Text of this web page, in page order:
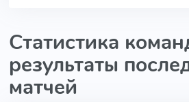
Статистика
результаты
матчей